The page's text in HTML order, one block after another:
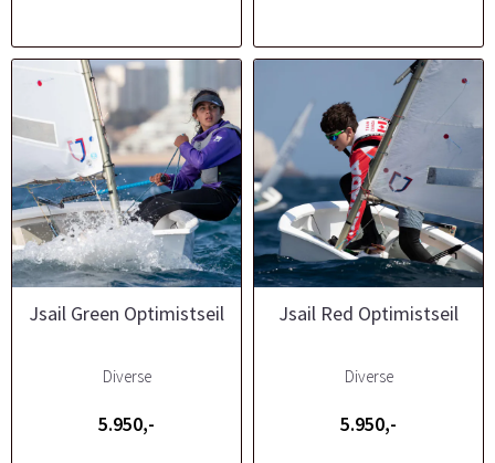
Jsail Green Optimistseil
Diverse
5.950,-
Jsail Red Optimistseil
Diverse
5.950,-